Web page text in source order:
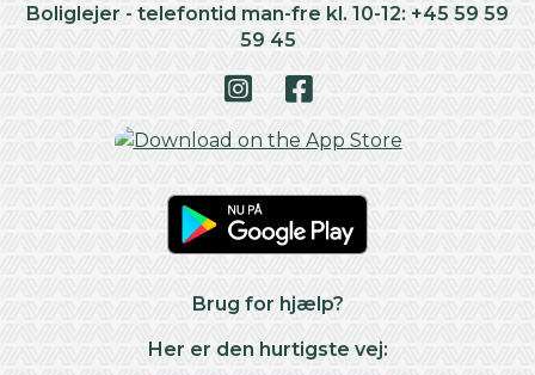
Boliglejer - telefontid man-fre kl. 10-12: +45 59 59
59 45
Brug for hjælp?
Her er den hurtigste vej: